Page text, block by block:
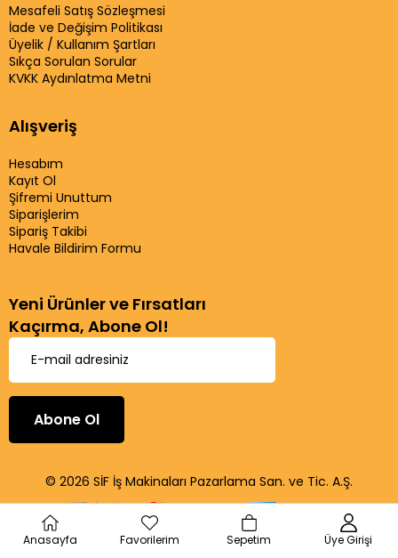
Mesafeli Satış Sözleşmesi
İade ve Değişim Politikası
Üyelik / Kullanım Şartları
Sıkça Sorulan Sorular
KVKK Aydınlatma Metni
Alışveriş
Hesabım
Kayıt Ol
Şifremi Unuttum
Siparişlerim
Sipariş Takibi
Havale Bildirim Formu
Yeni Ürünler ve Fırsatları
Kaçırma, Abone Ol!
Abone Ol
© 2026 SİF İş Makinaları Pazarlama San. ve Tic. A.Ş.
Anasayfa Favorilerim Sepetim Üye Girişi